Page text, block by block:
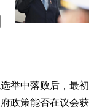
举中落败后，最初
政策能否在议会获